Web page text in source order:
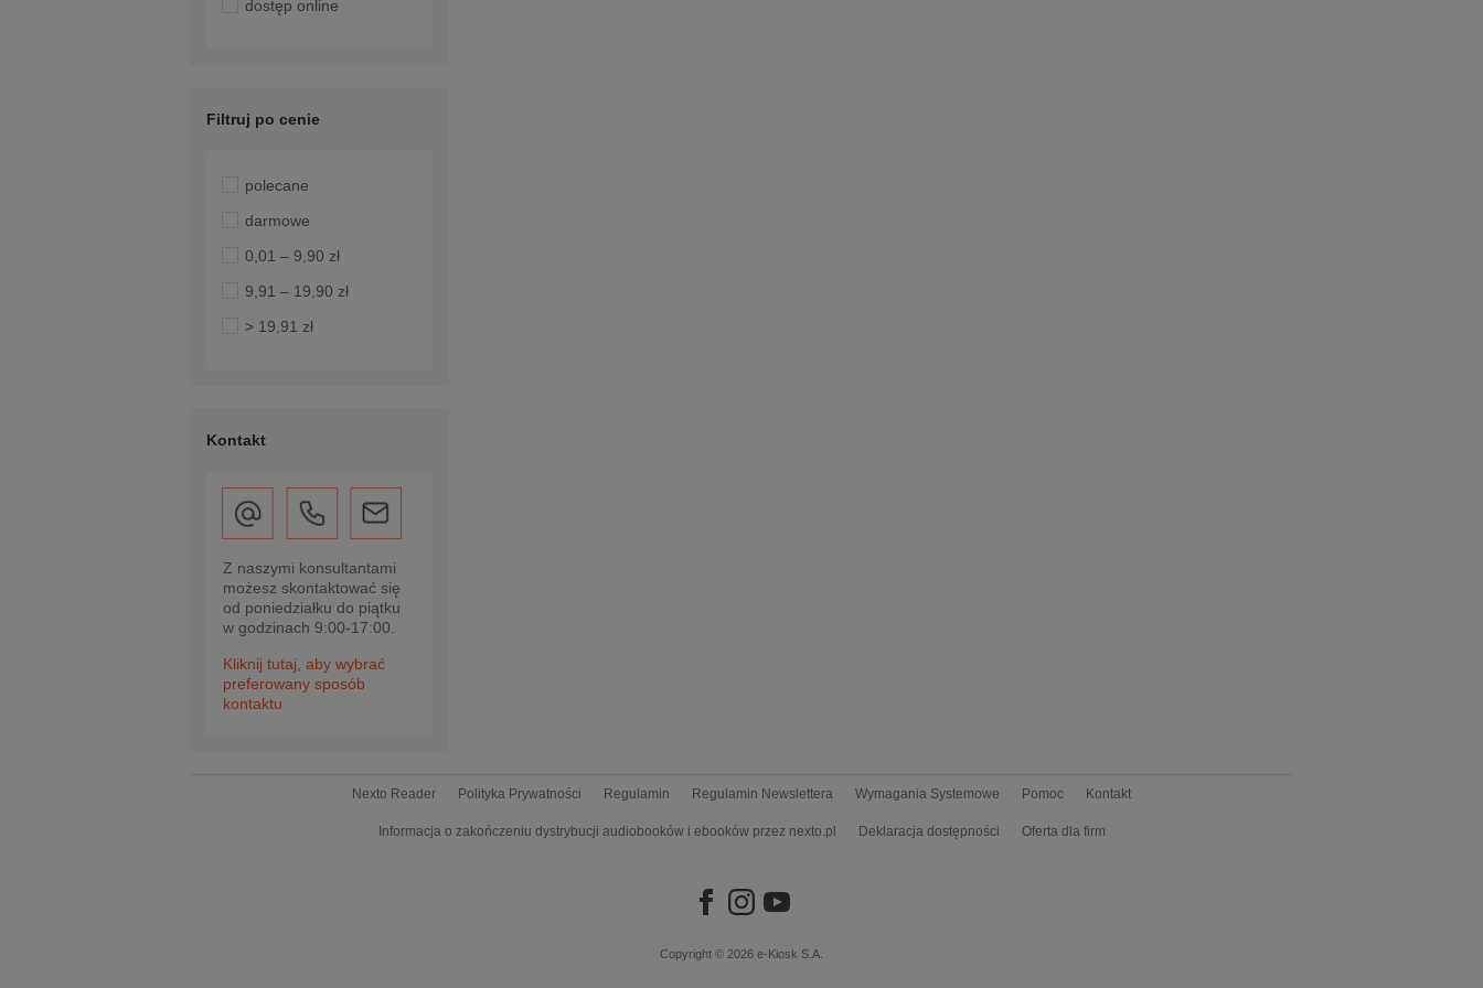
dostęp online
Filtruj po cenie
polecane
darmowe
0,01 – 9,90 zł
9,91 – 19,90 zł
> 19,91 zł
Kontakt
Z naszymi konsultantami
możesz skontaktować się
od poniedziałku do piątku
w godzinach 9:00-17:00.
Kliknij tutaj, aby wybrać
preferowany sposób
kontaktu
Nexto Reader Polityka Prywatności Regulamin Regulamin Newslettera Wymagania Systemowe Pomoc Kontakt
Informacja o zakończeniu dystrybucji audiobooków i ebooków przez nexto.pl Deklaracja dostępności Oferta dla firm
Copyright © 2026 e-Kiosk S.A.